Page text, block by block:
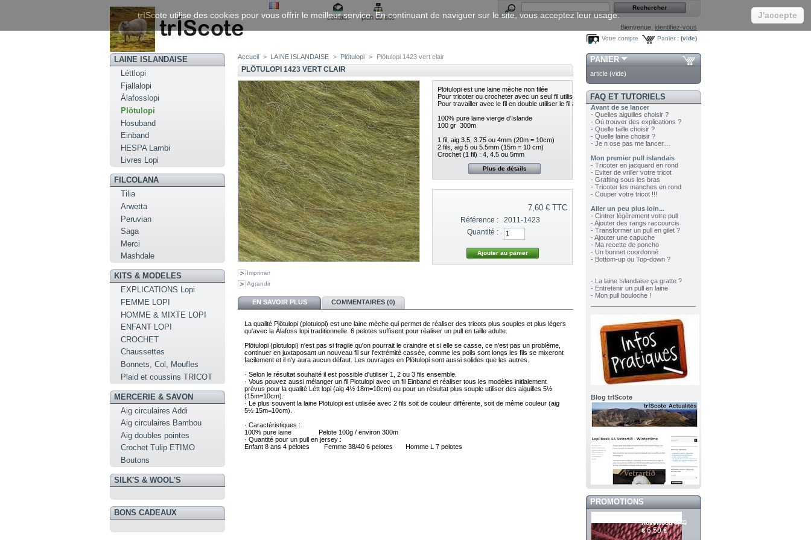
contact
plan du site
Bienvenue, identifiez-vous
Panier : (vide)
Votre compte
LAINE ISLANDAISE
Léttlopi
Fjallalopi
Álafosslopi
Plötulopi
Hosuband
Einband
HESPA Lambi
Livres Lopi
FILCOLANA
Tilia
Arwetta
Peruvian
Saga
Merci
Mashdale
KITS & MODELES
EXPLICATIONS Lopi
FEMME LOPI
HOMME & MIXTE LOPI
ENFANT LOPI
CROCHET
Chaussettes
Bonnets, Col, Moufles
Plaid et coussins TRICOT
MERCERIE & SAVON
Aig circulaires Addi
Aig circulaires Bambou
Aig doubles pointes
Crochet Tulip ETIMO
Boutons
SILK'S & WOOL'S
BONS CADEAUX
Accueil > LAINE ISLANDAISE > Plötulopi > Plötulopi 1423 vert clair
PLÖTULOPI 1423 VERT CLAIR
Imprimer
Agrandir
Plötulopi est une laine mèche non filée
Pour tricoter ou crocheter avec un seul fil utiliser le fil au centre de la galette
Pour travailler avec le fil en double utiliser le fil à l'intérieur et le fil à l'extérieur en même temps
100% pure laine vierge d'Islande
100 gr  300m
1 fil, aig 3.5, 3.75 ou 4mm (20m = 10cm)
2 fils, aig 5 ou 5.5mm (15m = 10 cm)
Crochet (1 fil) : 4, 4.5 ou 5mm
Plus de détails
7,60 €TTC
Référence :
2011-1423
Quantité :
EN SAVOIR PLUS COMMENTAIRES (0)
La qualité Plötulopi (plotulopi) est une laine mèche qui permet de réaliser des tricots plus souples et plus légers
qu'avec la Álafoss lopi traditionnelle. 6 pelotes suffisent pour réaliser un pull en taille adulte.
Plötulopi (plotulopi) n'est pas si fragile qu'on pourrait le craindre et si elle se casse, ce n'est pas un problème,
continuer en juxtaposant un nouveau fil sur l'extrémité cassée, comme les poils sont longs les fils se mixeront
facilement et il n'y aura aucun défaut. Les ouvrages en Plötulopi sont aussi solides que les autres.
· Selon le résultat souhaité il est possible d'utiliser 1, 2 ou 3 fils ensemble.
· Vous pouvez aussi mélanger un fil Plotulopi avec un fil Einband et réaliser tous les modèles initialement
prévus pour la qualité Létt lopi (aig 4½ 18m=10cm) ou pour un résultat plus souple utiliser des aiguilles 5½
(15m=10cm).
· Le plus souvent la laine Plötulopi est utilisée avec 2 fils soit de couleur différente, soit de même couleur (aig
5½ 15m=10cm).
· Caractéristiques :
100% pure laine Pelote 100g / environ 300m
· Quantité pour un pull en jersey :
Enfant 8 ans 4 pelotes Femme 38/40 6 pelotes Homme L 7 pelotes
PANIER
article (vide)
FAQ ET TUTORIELS
Avant de se lancer
- Quelles aiguilles choisir ?
- Où trouver des explications ?
- Quelle taille choisir ?
- Quelle laine choisir ?
- Je n ose pas me lancer…
Mon premier pull islandais
- Tricoter en jacquard en rond
- Eviter de vriller votre tricot
- Grafting sous les bras
- Tricoter les manches en rond
- Couper votre tricot !!!
Aller un peu plus loin...
- Cintrer légèrement votre pull
- Ajouter des rangs raccourcis
- Transformer un pull en gilet ?
- Ajouter une capuche
- Ma recette de poncho
- Un bonnet coordonné
- Bottom-up ou Top-down ?
- La laine Islandaise ça gratte ?
- Entretenir un pull en laine
- Mon pull bouloche !
Blog trIScote
PROMOTIONS
Rosewood 6,70
€ 6,50 €
trIScote utilise des cookies pour vous offrir le meilleur service. En continuant de naviguer sur le site, vous acceptez leur usage. J'accepte